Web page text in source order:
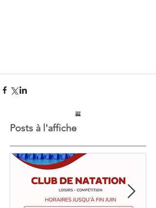
Posts à l'affiche